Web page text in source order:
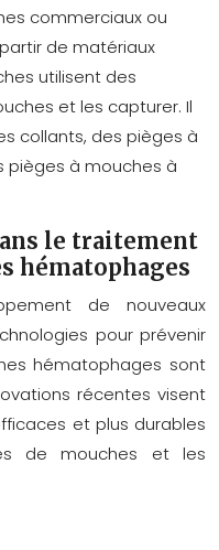
commerciaux ou
de matériaux
utilisent des
et les capturer. Il
collants, des pièges à
pièges à mouches à
le traitement
hématophages
de nouveaux
pour prévenir
hématophages sont
récentes visent
et plus durables
de mouches et les